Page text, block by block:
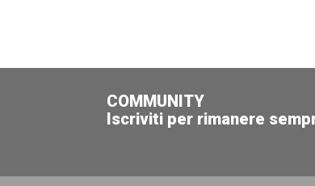
COMMUNITY
Iscriviti per rimanere